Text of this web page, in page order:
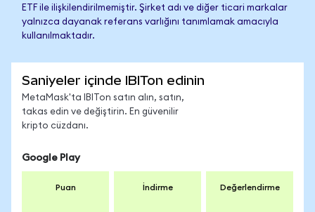
ETF ile ilişkilendirilmemiştir. Şirket adı ve diğer ticari markalar
yalnızca dayanak referans varlığını tanımlamak amacıyla
kullanılmaktadır.
Saniyeler içinde IBITon edinin
MetaMask'ta IBITon satın alın, satın,
takas edin ve değiştirin. En güvenilir
kripto cüzdanı.
Google Play
Puan İndirme Değerlendirme